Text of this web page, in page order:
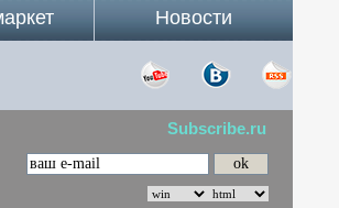
Новости
Subscribe.ru